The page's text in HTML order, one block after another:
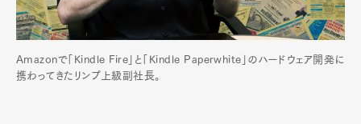
Amazonで「Kindle Fire」と「Kindle Paperwhite」のハードウェア開発に
携わってきたリンプ上級副社長。